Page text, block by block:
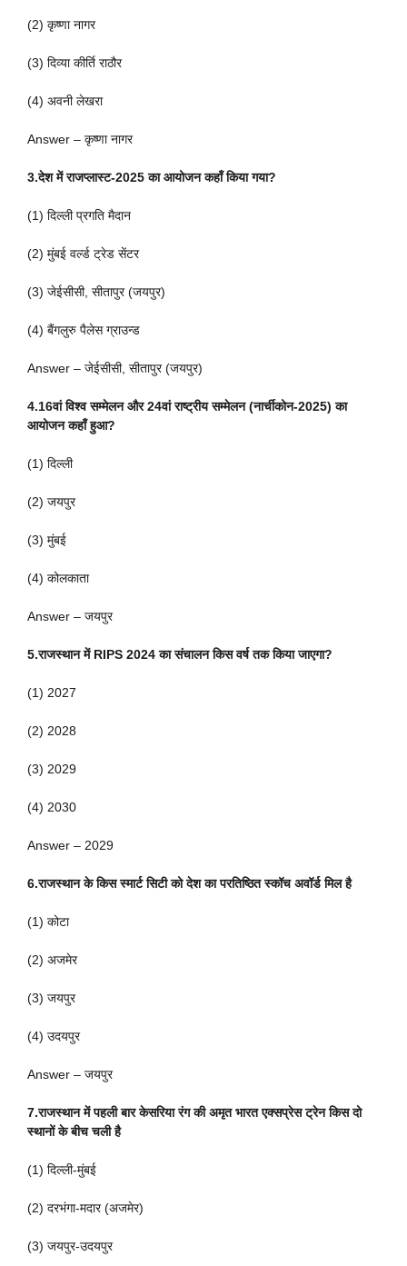
(2) कृष्णा नागर
(3) दिव्या कीर्ति राठौर
(4) अवनी लेखरा
Answer – कृष्णा नागर
3.देश में राजप्लास्ट-2025 का आयोजन कहाँ किया गया?
(1) दिल्ली प्रगति मैदान
(2) मुंबई वर्ल्ड ट्रेड सेंटर
(3) जेईसीसी, सीतापुर (जयपुर)
(4) बैंगलुरु पैलेस ग्राउन्ड
Answer – जेईसीसी, सीतापुर (जयपुर)
4.16वां विश्व सम्मेलन और 24वां राष्ट्रीय सम्मेलन (नार्चीकोन-2025) का
आयोजन कहाँ हुआ?
(1) दिल्ली
(2) जयपुर
(3) मुंबई
(4) कोलकाता
Answer – जयपुर
5.राजस्थान में RIPS 2024 का संचालन किस वर्ष तक किया जाएगा?
(1) 2027
(2) 2028
(3) 2029
(4) 2030
Answer – 2029
6.राजस्थान के किस स्मार्ट सिटी को देश का परतिष्ठित स्कॉच अवॉर्ड मिल है
(1) कोटा
(2) अजमेर
(3) जयपुर
(4) उदयपुर
Answer – जयपुर
7.राजस्थान में पहली बार केसरिया रंग की अमृत भारत एक्सप्रेस ट्रेन किस दो
स्थानों के बीच चली है
(1) दिल्ली-मुंबई
(2) दरभंगा-मदार (अजमेर)
(3) जयपुर-उदयपुर